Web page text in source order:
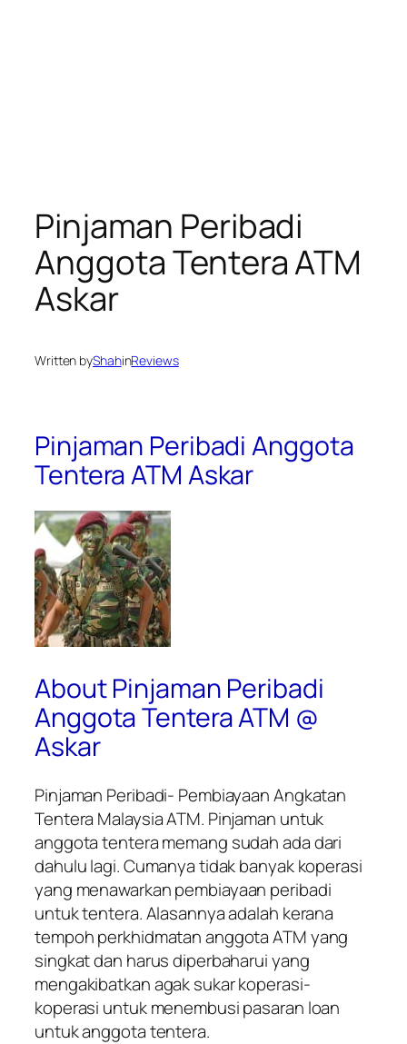
Pinjaman Peribadi
Anggota Tentera ATM
Askar
Written byShahinReviews
Pinjaman Peribadi Anggota
Tentera ATM Askar
About Pinjaman Peribadi
Anggota Tentera ATM @
Askar
Pinjaman Peribadi- Pembiayaan Angkatan
Tentera Malaysia ATM. Pinjaman untuk
anggota tentera memang sudah ada dari
dahulu lagi. Cumanya tidak banyak koperasi
yang menawarkan pembiayaan peribadi
untuk tentera. Alasannya adalah kerana
tempoh perkhidmatan anggota ATM yang
singkat dan harus diperbaharui yang
mengakibatkan agak sukar koperasi-
koperasi untuk menembusi pasaran loan
untuk anggota tentera.